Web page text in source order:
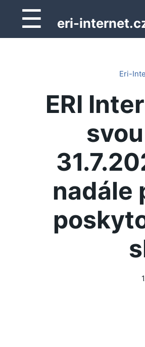
☰ eri-
Eri-
ERI
nadále